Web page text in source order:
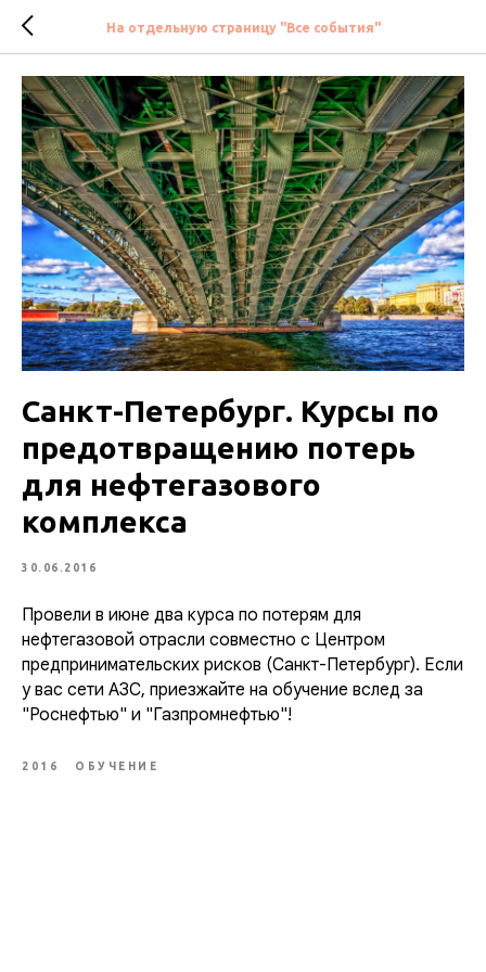
На отдельную страницу "Все события"
Санкт-Петербург. Курсы по
предотвращению потерь
для нефтегазового
комплекса
30.06.2016
Провели в июне два курса по потерям для
нефтегазовой отрасли совместно с Центром
предпринимательских рисков (Санкт-Петербург). Если
у вас сети АЗС, приезжайте на обучение вслед за
"Роснефтью" и "Газпромнефтью"!
2016 ОБУЧЕНИЕ